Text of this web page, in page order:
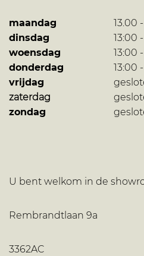
maandag
13.00
dinsdag
13:00
woensdag
13:00
donderdag
13:00
vrijdag
zaterdag
zondag
U bent welkom in de
Rembrandtlaan
3362AC